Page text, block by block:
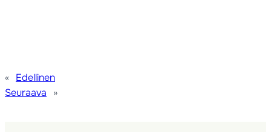
« Edellinen
Seuraava
»